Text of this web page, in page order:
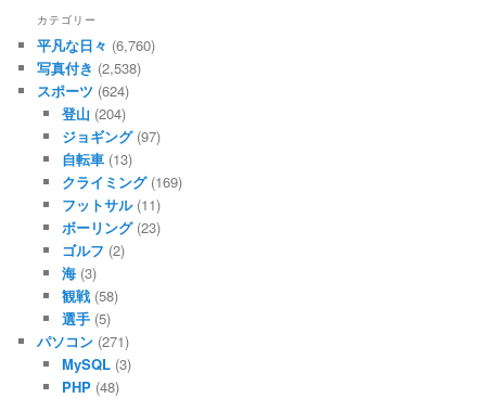
カテゴリー
平凡な日々 (6,760)
写真付き (2,538)
スポーツ (624)
登山 (204)
ジョギング(97)
自転車(13)
クライミング(169)
フットサル(11)
ボーリング(23)
ゴルフ (2)
海(3)
観戦(58)
選手(5)
パソコン (271)
MySQL(3)
PHP(48)